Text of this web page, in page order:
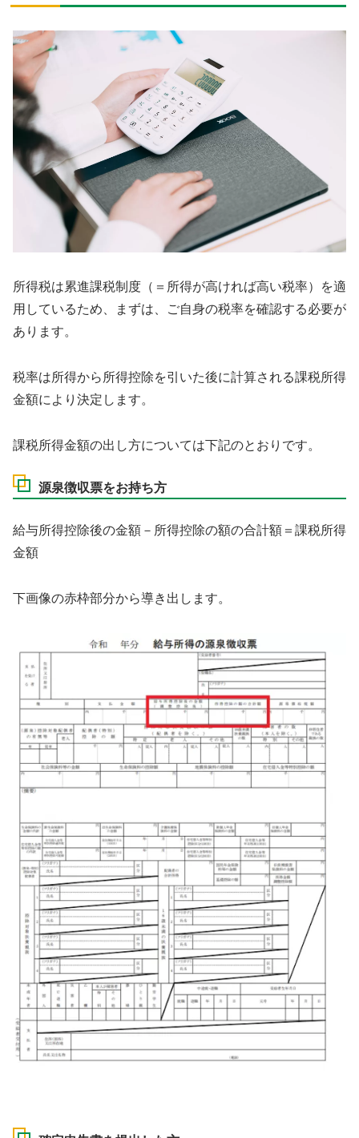
所得税は累進課税制度（＝所得が高ければ高い税率）を適
用しているため、まずは、ご自身の税率を確認する必要が
あります。
税率は所得から所得控除を引いた後に計算される課税所得
金額により決定します。
課税所得金額の出し方については下記のとおりです。
源泉徴収票をお持ち方
給与所得控除後の金額－所得控除の額の合計額＝課税所得
金額
下画像の赤枠部分から導き出します。